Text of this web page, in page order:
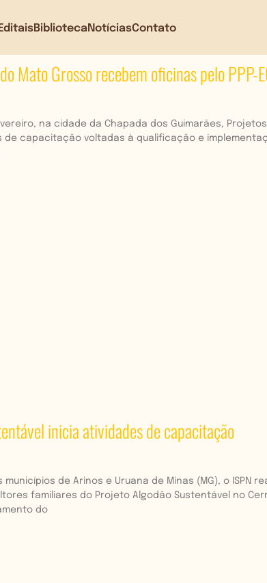
BibliotecaNotíciasContato
Mato Grosso recebem oficinas pelo PPP-
na cidade da Chapada dos Guimarães,
capacitação voltadas à qualificação e
inicia atividades de capacitação
municípios de Arinos e Uruana de Minas (MG), o
familiares do Projeto Algodão Sustentável no
do